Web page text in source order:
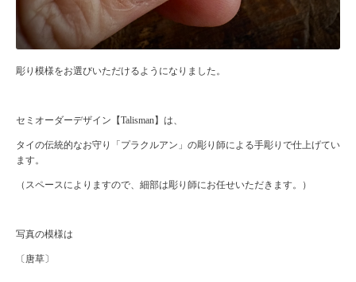
彫り模様をお選びいただけるようになりました。
セミオーダーデザイン【Talisman】は、
タイの伝統的なお守り「プラクルアン」の彫り師による手彫りで仕上げてい
ます。
（スペースによりますので、細部は彫り師にお任せいただきます。）
写真の模様は
〔唐草〕